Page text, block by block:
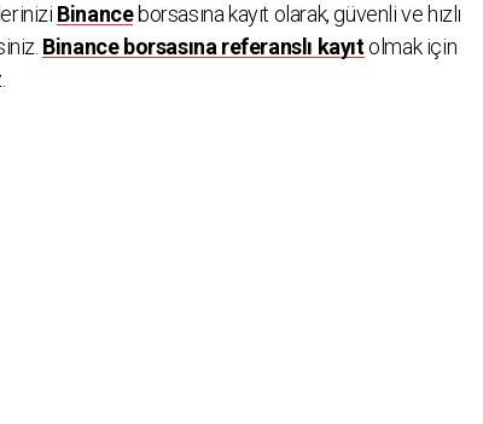
Binanceborsasına kayıt olarak, güvenli ve hızlı
Binance borsasına referanslı kayıtolmak için